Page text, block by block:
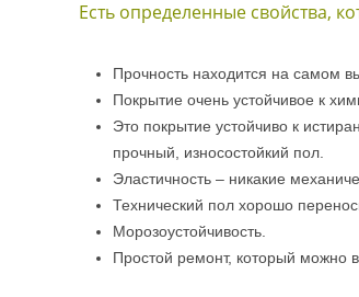
Есть определенные свойства,
Прочность находится на самом
Покрытие очень устойчивое к
Это покрытие устойчиво к
прочный, износостойкий пол.
Эластичность – никакие
Технический пол хорошо
Морозоустойчивость.
Простой ремонт, который можно